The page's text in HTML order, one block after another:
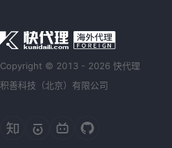
Copyright © 2013 - 2026 快代理
积善科技（北京）有限公司